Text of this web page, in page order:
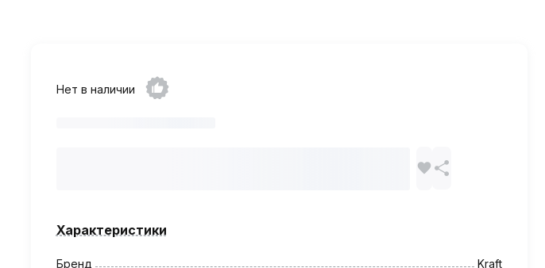
Нет в наличии
Характеристики
Бренд
Kraft